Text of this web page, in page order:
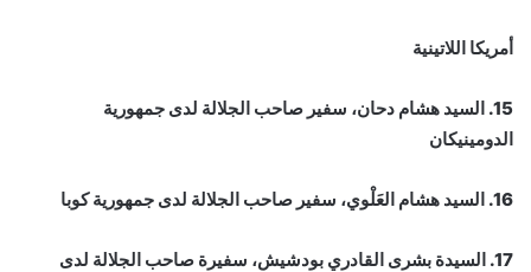
أمريكا اللاتينية
15. السيد هشام دحان، سفير صاحب الجلالة لدى جمهورية
الدومينيكان
16. السيد هشام العَلْوي، سفير صاحب الجلالة لدى جمهورية كوبا
17. السيدة بشرى القادري بودشيش، سفيرة صاحب الجلالة لدى